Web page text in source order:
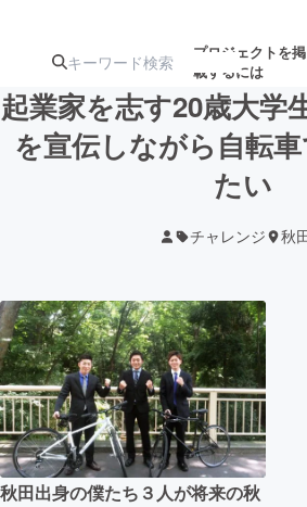
プロジェクトを掲
載するには
注目の新着プロ募集
テクノロジー・ガジェット
映像・映画
ビジネス・起業
起業家を志す20歳大学
を宣伝しながら自転
たい
チャレンジ 秋
秋田出身の僕たち３人が将来の秋